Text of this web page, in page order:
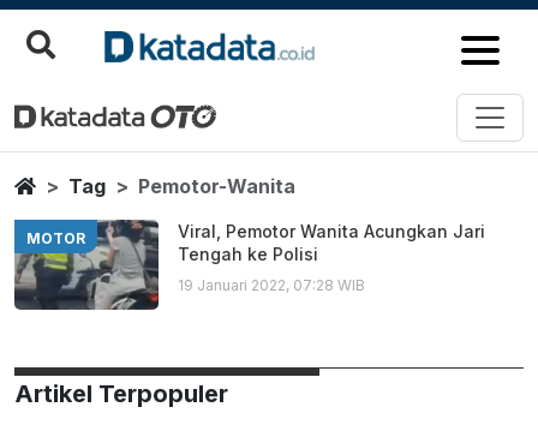
Pemotor Wanita
Berita Terbaru
HomeTag Pemotor-Wanita
MOTOR
Viral, Pemotor Wanita Acungkan Jari
Tengah ke Polisi
19 Januari 2022, 07:28 WIB
Artikel Terpopuler